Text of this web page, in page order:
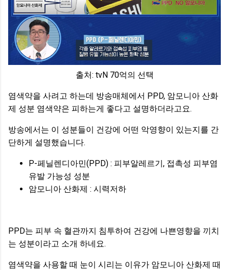
출처: tvN 70억의 선택
염색약을 사려고 하는데 방송매체에서 PPD, 암모니아 산화
제 성분 염색약은 피하는게 좋다고 설명하더라고요.
방송에서는 이 성분들이 건강에 어떤 악영향이 있는지를 간
단하게 설명했습니다.
P-페닐렌디아민(PPD) : 피부알레르기, 접촉성 피부염
유발 가능성 성분
암모니아 산화제 : 시력저하
PPD는 피부 속 혈관까지 침투하여 건강에 나쁜영향을 끼치
는 성분이라고 소개 하네요.
염색약을 사용할 때 눈이 시리는 이유가 암모니아 산화제 때